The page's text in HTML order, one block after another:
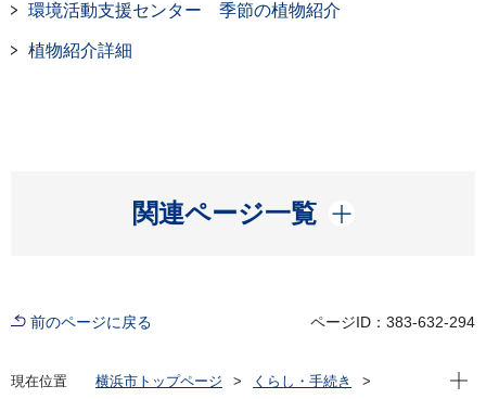
環境活動支援センター 季節の植物紹介
植物紹介詳細
関連ページ一覧
開く
前のページに戻る ページID：383-632-294
現在位置 横浜市トップページ
くらし・手続き
現在